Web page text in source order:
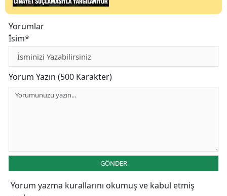
Yorumlar
İsim*
Yorum Yazın (500 Karakter)
GÖNDER
Yorum yazma kurallarını okumuş ve kabul etmiş